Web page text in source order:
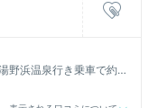
野浜温泉行き乗車で約４